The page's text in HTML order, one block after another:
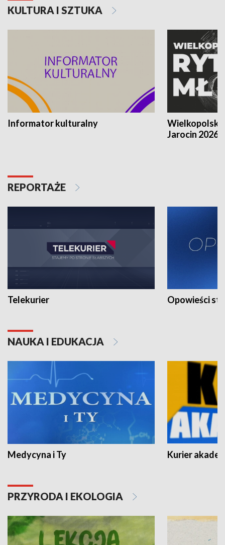
KULTURA I SZTUKA
Informator kulturalny
Jarocin 2026
REPORTAŻE
Telekurier Opowieści
NAUKA I EDUKACJA
Medycyna i Ty Kurier
PRZYRODA I EKOLOGIA